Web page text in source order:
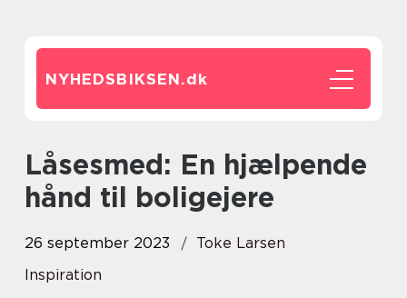
NYHEDSBIKSEN.dk
Låsesmed: En hjælpende
hånd til boligejere
26 september 2023
Toke Larsen
Inspiration